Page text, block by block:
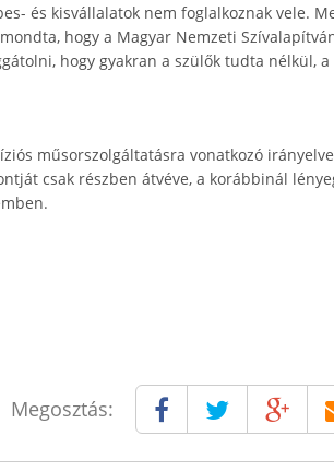
és kisvállalatok nem foglalkoznak vele.
hogy a Magyar Nemzeti
hogy gyakran a szülők tudta nélkül,
műsorszolgáltatásra vonatkozó
csak részben átvéve, a korábbinál
Megosztás: